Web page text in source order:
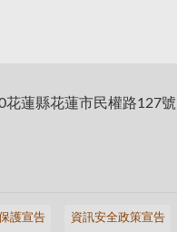
花蓮縣花蓮市民權路127號
護宣告 資訊安全政策宣告